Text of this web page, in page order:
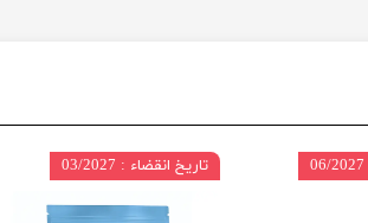
تاریخ انقضاء : 03/2027